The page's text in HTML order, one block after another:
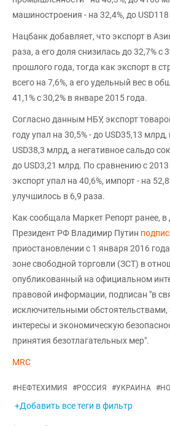
машиностроения - на 32,4%, до
Нацбанк добавляет, что экспорт в
раза, а его доля снизилась до 32,7% с
прошлого года, тогда как экспорт в
всего на 7,6%, а его удельный вес в
41,1% с 30,2% в январе 2015 года.
Cогласно данным НБУ, экспорт
году упал на 30,5% - до USD35,13
USD38,3 млрд, а негативное сальдо
до USD3,21 млрд. По сравнению с
экспорт упал на 40,6%, импорт - на
улучшилось в 6,9 раза.
Как сообщала Маркет Репорт ранее, в
Президент РФ Владимир Путин
приостановлении с 1 января 2016
зоне свободной торговли (ЗСТ) в
опубликованный на официальном
правовой информации, подписан "в
исключительными
интересы и экономическую
принятия безотлагательных мер".
MRC
#НЕФТЕХИМИЯ #РОССИЯ #УКРАИНА #
+Добавить все теги в фильтр